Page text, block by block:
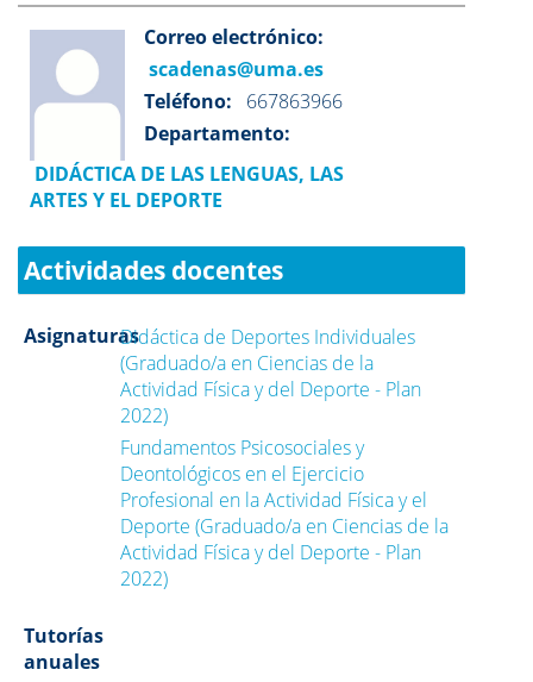
Correo electrónico:
scadenas@uma.es
Teléfono: 667863966
Departamento:
DIDÁCTICA DE LAS LENGUAS, LAS
ARTES Y EL DEPORTE
Actividades docentes
AsignaturasDidáctica de Deportes Individuales
(Graduado/a en Ciencias de la
Actividad Física y del Deporte - Plan
2022)
Fundamentos Psicosociales y
Deontológicos en el Ejercicio
Profesional en la Actividad Física y el
Deporte (Graduado/a en Ciencias de la
Actividad Física y del Deporte - Plan
2022)
Tutorías
anuales